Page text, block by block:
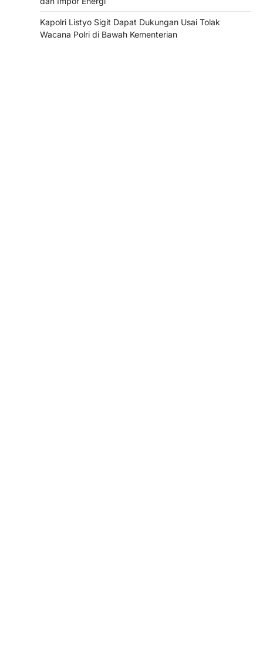
Kapolri Listyo Sigit Dapat Dukungan Usai Tolak
Wacana Polri di Bawah Kementerian